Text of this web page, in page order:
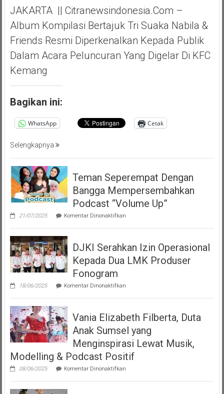
JAKARTA || Citranewsindonesia.com –
Album Kompilasi Bertajuk Tri Suaka Nabila &
Friends Resmi Diperkenalkan Kepada Publik
Dalam Acara Peluncuran Yang Digelar Di KFC
Kemang
Bagikan ini:
WhatsApp Cetak
Selengkapnya
Teman Seperempat Dengan
Bangga Mempersembahkan
Podcast “Volume Up”
21/07/2025 Komentar Dinonaktifkanpada
Seperempat
Bangga
Mempersembahkan
Podcast
DJKI Serahkan Izin Operasional
Kepada Dua LMK Produser
Fonogram
18/06/2025 Komentar Dinonaktifkanpada
Serahkan
Operasional
Dua
LMK
Produser
Fonogram
Vania Elizabeth Filberta, Duta
Anak Sumsel yang
Menginspirasi Lewat Musik,
Modelling & Podcast Positif
08/06/2025 Komentar Dinonaktifkanpada
Elizabeth